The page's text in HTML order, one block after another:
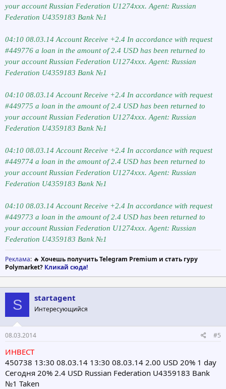
your account Russian Federation U1274ххх. Agent: Russian
Federation U4359183 Bank №1
04:10 08.03.14 Account Receive +2.4 In accordance with request
#449776 a loan in the amount of 2.4 USD has been returned to
your account Russian Federation U1274ххх. Agent: Russian
Federation U4359183 Bank №1
04:10 08.03.14 Account Receive +2.4 In accordance with request
#449775 a loan in the amount of 2.4 USD has been returned to
your account Russian Federation U1274ххх. Agent: Russian
Federation U4359183 Bank №1
04:10 08.03.14 Account Receive +2.4 In accordance with request
#449774 a loan in the amount of 2.4 USD has been returned to
your account Russian Federation U1274ххх. Agent: Russian
Federation U4359183 Bank №1
04:10 08.03.14 Account Receive +2.4 In accordance with request
#449773 a loan in the amount of 2.4 USD has been returned to
your account Russian Federation U1274ххх. Agent: Russian
Federation U4359183 Bank №1
Реклама: 🔥 Хочешь получить Telegram Premium и стать гуру
Polymarket? Кликай сюда!
S startagent
Интересующийся
08.03.2014 #5
ИНВЕСТ
450738 13:30 08.03.14 13:30 08.03.14 2.00 USD 20% 1 day
Сегодня 20% 2.4 USD Russian Federation U4359183 Bank
№1 Taken